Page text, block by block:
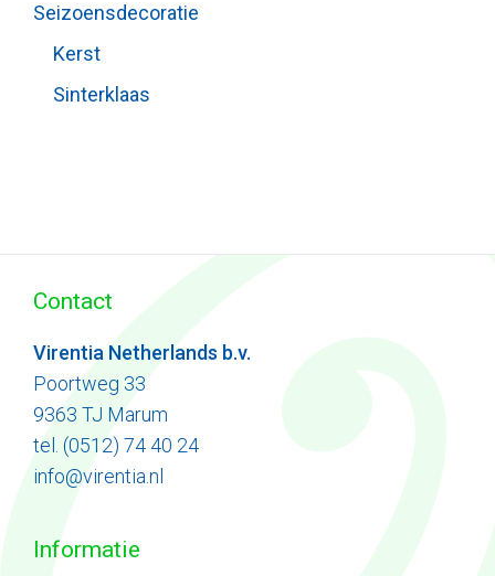
Seizoensdecoratie
Kerst
Sinterklaas
Contact
Virentia Netherlands b.v.
Poortweg 33
9363 TJ Marum
tel. (0512) 74 40 24
info@virentia.nl
Informatie